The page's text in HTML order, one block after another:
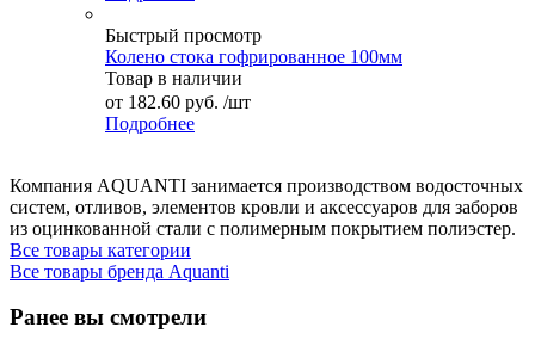
Быстрый просмотр
Колено стока гофрированное 100мм
Товар в наличии
от 182.60 руб. /шт
Подробнее
Компания AQUANTI занимается производством водосточных
систем, отливов, элементов кровли и аксессуаров для заборов
из оцинкованной стали с полимерным покрытием полиэстер.
Все товары категории
Все товары бренда Aquanti
Ранее вы смотрели